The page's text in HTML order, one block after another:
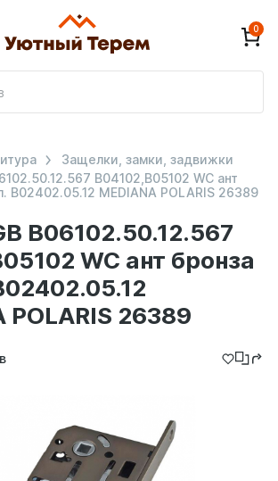
0
B06102.50.12.567
WC ант бронза
POLARIS 26389
Защелки, замки, задвижки
B04102,B05102 WC ант
B02402.05.12 MEDIANA POLARIS 26389